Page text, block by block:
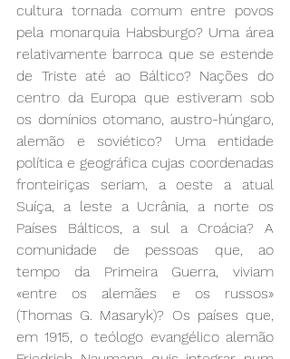
cultura tornada comum entre povos
pela monarquia Habsburgo? Uma área
relativamente barroca que se estende
de Triste até ao Báltico? Nações do
centro da Europa que estiveram sob
os domínios otomano, austro-húngaro,
alemão e soviético? Uma entidade
política e geográfica cujas coordenadas
fronteiriças seriam, a oeste a atual
Suíça, a leste a Ucrânia, a norte os
Países Bálticos, a sul a Croácia? A
comunidade de pessoas que, ao
tempo da Primeira Guerra, viviam
«entre os alemães e os russos»
(Thomas G. Masaryk)? Os países que,
em 1915, o teólogo evangélico alemão